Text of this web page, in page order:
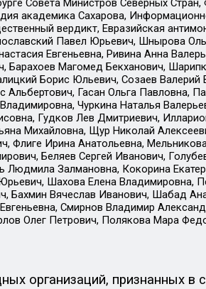
Совета Министров Северных
академика Сахарова,
вердикт, Евразийская
Павел Юрьевич, Шнырова
Евгеньевна, Ривина Анна
Барахоев Магомед Бекханович,
Борис Юльевич, Созаев Валерий
Гасан Ольга Павловна,
Чуркина Наталья
Гудков Лев Дмитриевич,
Михайловна, Щур Николай
Флиге Ирина Анатольевна,
Беляев Сергей Иванович,
Людмила Залмановна, Кокорина
Шахова Елена Владимировна,
Бахмин Вячеслав Иванович, Шабад
Смирнов Владимир
Олег Петрович, Полякова Мара
организаций, признанных в